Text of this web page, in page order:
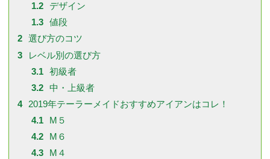
1.2
デザイン
1.3
値段
2 選び方のコツ
3
レベル別の選び方
3.1
初級者
3.2
中・上級者
4
2019年テーラーメイドおすすめアイアンはコレ！
4.1
M５
4.2
M６
4.3
M４